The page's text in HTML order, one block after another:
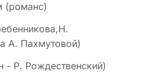
(романс)
А. Пахмутовой)
Р. Рождественский)